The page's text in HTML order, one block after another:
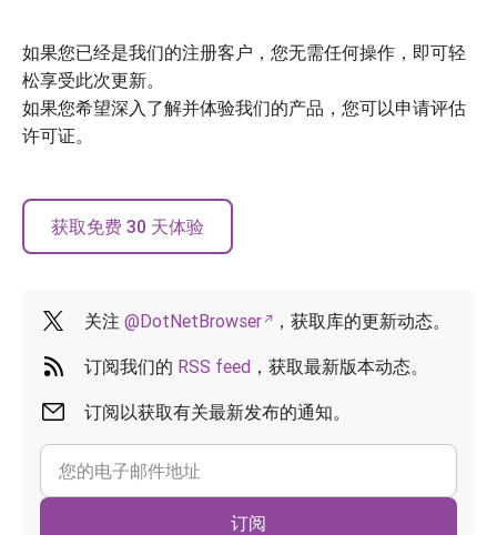
如果您已经是我们的注册客户，您无需任何操作，即可轻
松享受此次更新。
如果您希望深入了解并体验我们的产品，您可以申请评估
许可证。
获取免费 30 天体验
关注 @DotNetBrowser ，获取库的更新动态。
订阅我们的 RSS feed ，获取最新版本动态。
订阅以获取有关最新发布的通知。
订阅